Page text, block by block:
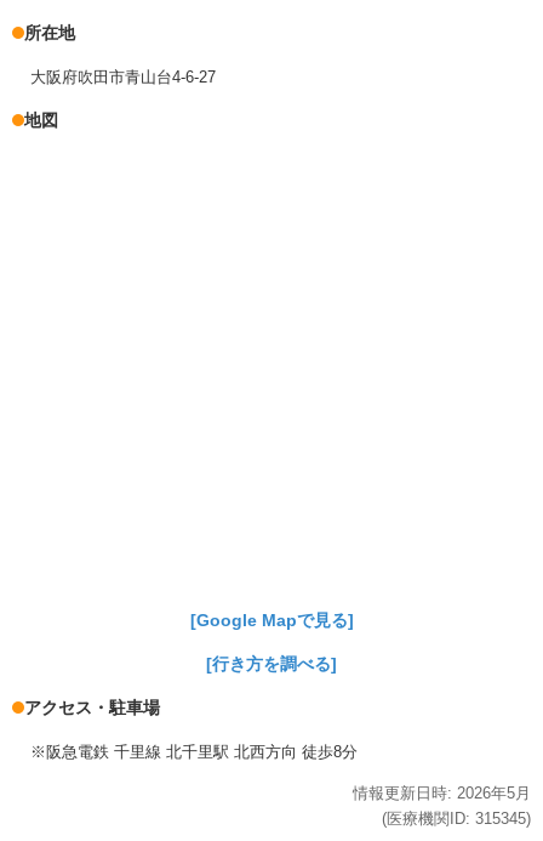
所在地
大阪府吹田市青山台4-6-27
地図
[Google Mapで見る]
[行き方を調べる]
アクセス・駐車場
※阪急電鉄 千里線 北千里駅 北西方向 徒歩8分
情報更新日時: 2026年5月
(医療機関ID: 315345)